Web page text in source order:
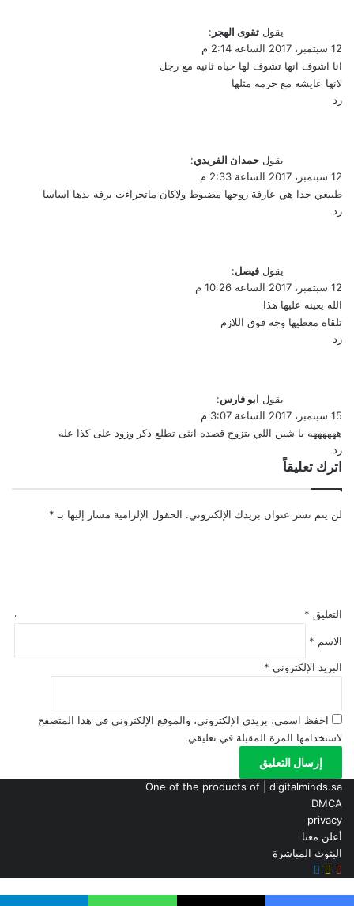
يقول تقوى الهجر :
12 سبتمبر، 2017 الساعة 2:14 م
انا اشوف انها تشوف لها حياه ثانيه مع رجل
لانها عايشه مع حرمه مثلها
رد
يقول حمدان الفريدي:
12 سبتمبر، 2017 الساعة 2:33 م
طبيعي جدا هي عارفة زوجها مضبوط ولاكان ماتجراءت برفه يدها اساسا
رد
يقول فيصل:
12 سبتمبر، 2017 الساعة 10:26 م
الله يعينه عليها هذا
تلقاه معطيها وجه فوق اللازم
رد
يقول ابو فارس:
15 سبتمبر، 2017 الساعة 3:07 م
ههههههه يا شين اللي يتزوج قصده انثى تطلع ذكر وزود على كذا عله
رد
اترك تعليقاً
لن يتم نشر عنوان بريدك الإلكتروني. الحقول الإلزامية مشار إليها بـ *
التعليق *
الاسم *
البريد الإلكتروني *
احفظ اسمي، بريدي الإلكتروني، والموقع الإلكتروني في هذا المتصفح
لاستخدامها المرة المقبلة في تعليقي.
One of the products of | digitalminds.sa
DMCA
privacy
أعلن معنا
البثوث المباشرة
‫YouTube
سناب